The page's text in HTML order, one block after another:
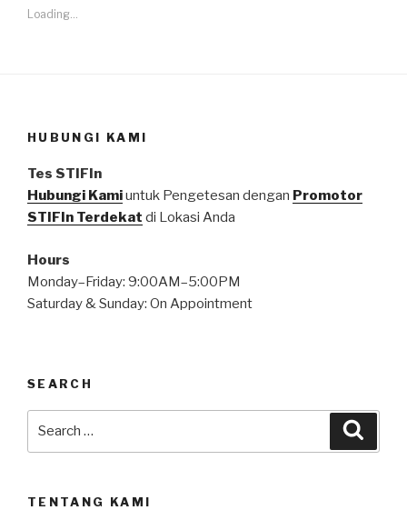
Loading...
HUBUNGI KAMI
Tes STIFIn
Hubungi Kamiuntuk Pengetesan dengan Promotor
STIFIn Terdekat di Lokasi Anda
Hours
Monday–Friday: 9:00AM–5:00PM
Saturday & Sunday: On Appointment
SEARCH
TENTANG KAMI